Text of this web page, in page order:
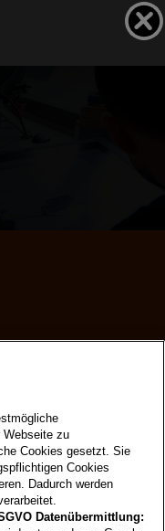
Webseite zu
Cookies gesetzt. Sie
Cookies
Dadurch werden
Datenübermittlung: